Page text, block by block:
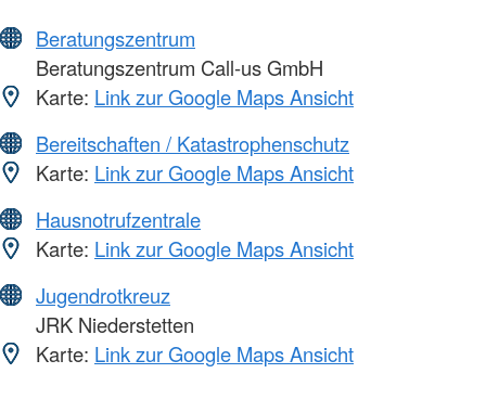
Beratungszentrum
Beratungszentrum Call-us GmbH
Karte: Link zur Google Maps Ansicht
Bereitschaften / Katastrophenschutz
Karte: Link zur Google Maps Ansicht
Hausnotrufzentrale
Karte: Link zur Google Maps Ansicht
Jugendrotkreuz
JRK Niederstetten
Karte: Link zur Google Maps Ansicht